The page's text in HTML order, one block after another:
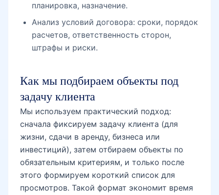
планировка, назначение.
Анализ условий договора: сроки, порядок
расчетов, ответственность сторон,
штрафы и риски.
Как мы подбираем объекты под
задачу клиента
Мы используем практический подход:
сначала фиксируем задачу клиента (для
жизни, сдачи в аренду, бизнеса или
инвестиций), затем отбираем объекты по
обязательным критериям, и только после
этого формируем короткий список для
просмотров. Такой формат экономит время